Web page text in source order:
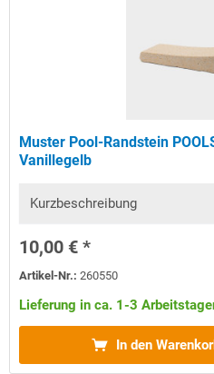
Muster Pool-Randstein
Vanillegelb
Kurzbeschreibung
10,00 € *
Artikel-Nr.:260550
Lieferung in ca. 1-3
In den